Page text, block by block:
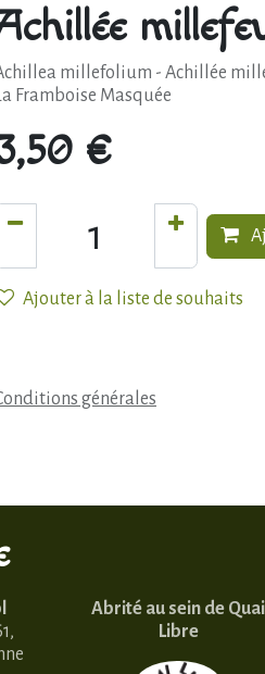
millefolium - Achillée
Framboise Masquée
€
Ajouter à la liste de souhaits
générales
Abrité au sein de Quai
Libre